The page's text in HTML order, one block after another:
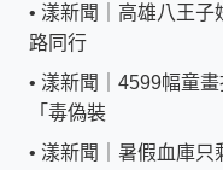
• 漾新聞｜高雄八王
路同行
• 漾新聞｜4599幅童
「毒偽裝
• 漾新聞｜暑假血庫